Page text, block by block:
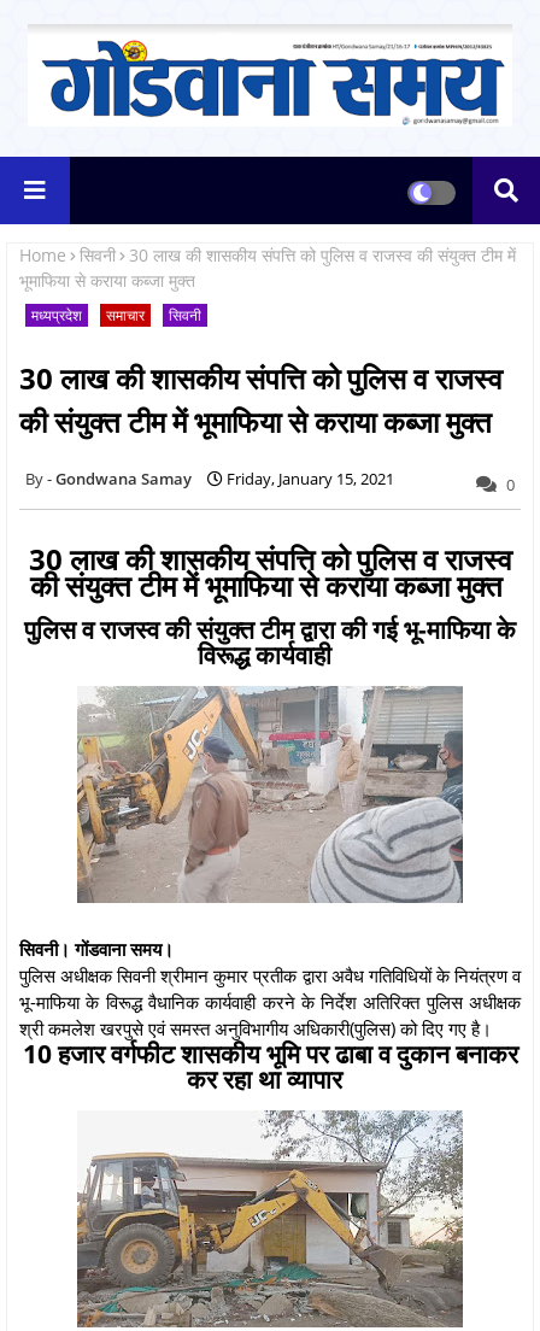
Home सिवनी
30 लाख की शासकीय संपत्ति को पुलिस व राजस्व की संयुक्त टीम में
भूमाफिया से कराया कब्जा मुक्त
मध्यप्रदेश समाचार सिवनी
30 लाख की शासकीय संपत्ति को पुलिस व राजस्व
की संयुक्त टीम में भूमाफिया से कराया कब्जा मुक्त
Gondwana Samay Friday, January 15, 2021 0
30 लाख की शासकीय संपत्ति को पुलिस व राजस्व
की संयुक्त टीम में भूमाफिया से कराया कब्जा मुक्त
पुलिस व राजस्व की संयुक्त टीम द्वारा की गई भू-माफिया के
विरूद्ध कार्यवाही
सिवनी। गोंडवाना समय।
पुलिस अधीक्षक सिवनी श्रीमान कुमार प्रतीक द्वारा अवैध गतिविधियों के नियंत्रण व
भू-माफिया के विरूद्ध वैधानिक कार्यवाही करने के निर्देश अतिरिक्त पुलिस अधीक्षक
श्री कमलेश खरपुसे एवं समस्त अनुविभागीय अधिकारी(पुलिस) को दिए गए है।
10 हजार वर्गफीट शासकीय भूमि पर ढाबा व दुकान बनाकर
कर रहा था व्यापार